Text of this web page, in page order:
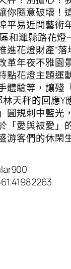
你隨意破壞！
平易近間藝術
和濰縣路花燈
進花燈財產“落
革年夜不雅園
點花燈主題運
體驗等，讓殘
天秤的回應Y
圓規刺中藍光
「愛與被愛」
游客們的休閑